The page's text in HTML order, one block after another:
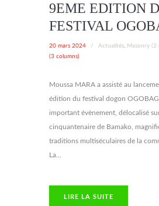
9EME EDITION
FESTIVAL
20 mars 2024 / Actualités, Masonry (2
(3 columns)
Moussa MARA a assisté au
édition du festival dogon
important évènement, délocalisé
cinquantenaire de Bamako,
traditions multiséculaires de la
La...
LIRE LA SUITE